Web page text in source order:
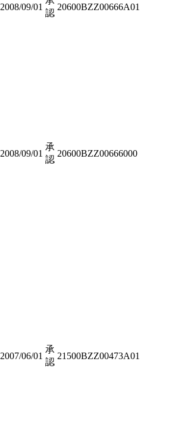
2008/09/01
認
20600BZZ00666A01
2008/09/01
承
認
20600BZZ00666000
2007/06/01
承
認
21500BZZ00473A01